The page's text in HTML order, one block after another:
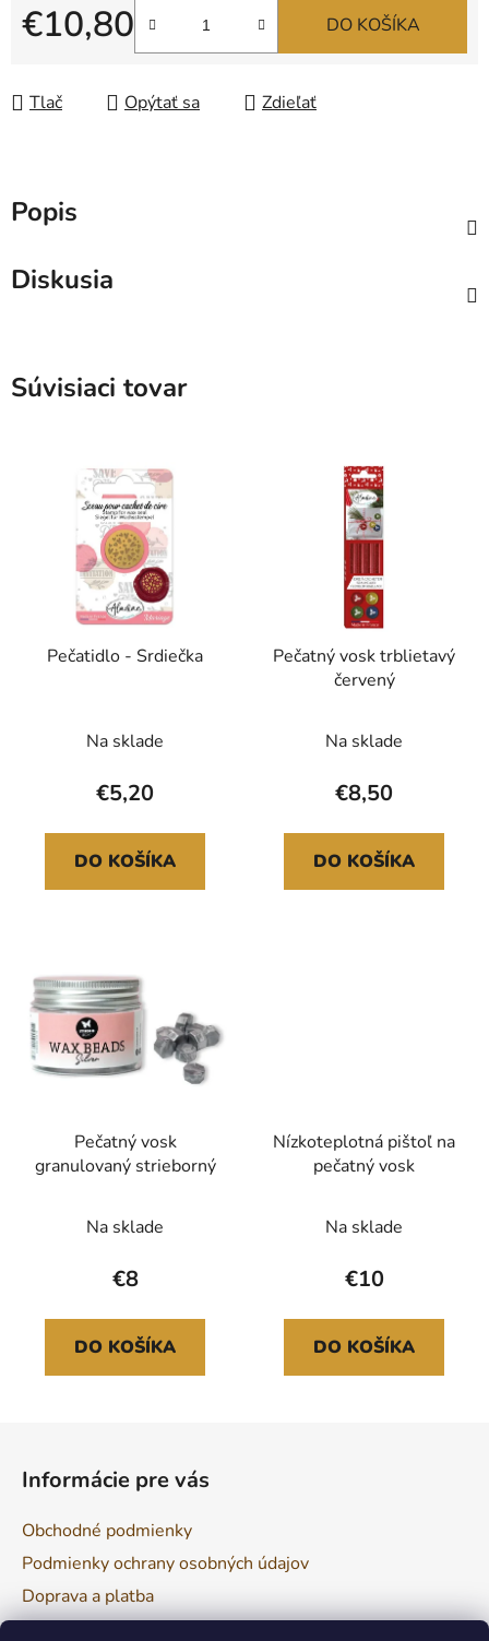
€10,80
Jednotková cena:
DO KOŠÍKA
Tlač Opýtať sa Zdieľať
Popis
Diskusia
Súvisiaci tovar
Pečatidlo - Srdiečka
Na sklade
€5,20
DO KOŠÍKA
Pečatný vosk trblietavý
červený
Na sklade
€8,50
DO KOŠÍKA
Pečatný vosk
granulovaný strieborný
Na sklade
€8
DO KOŠÍKA
Nízkoteplotná pištoľ na
pečatný vosk
Na sklade
€10
DO KOŠÍKA
e
Informácie pre vás
Obchodné podmienky
Podmienky ochrany osobných údajov
Doprava a platba